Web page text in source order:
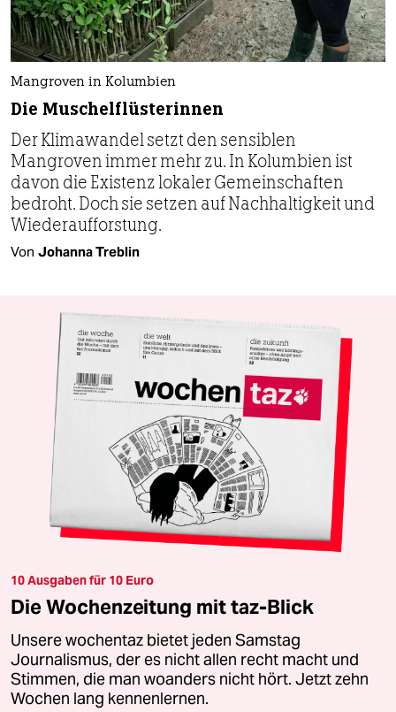
Mangroven in Kolumbien
Die Muschelflüsterinnen
Der Klimawandel setzt den sensiblen
Mangroven immer mehr zu. In Kolumbien ist
davon die Existenz lokaler Gemeinschaften
bedroht. Doch sie setzen auf Nachhaltigkeit und
Wiederaufforstung.
Von Johanna Treblin
10 Ausgaben für 10 Euro
Die Wochenzeitung mit taz-Blick
Unsere wochentaz bietet jeden Samstag
Journalismus, der es nicht allen recht macht und
Stimmen, die man woanders nicht hört. Jetzt zehn
Wochen lang kennenlernen.